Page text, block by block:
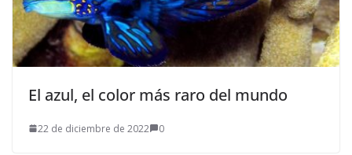
El azul, el color más raro del mundo
22 de diciembre de 2022 0